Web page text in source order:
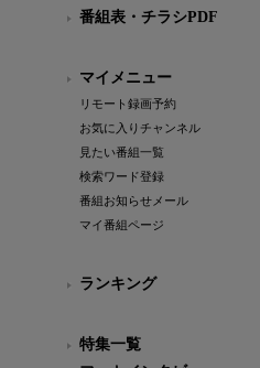
番組表・チラシPDF
マイメニュー
リモート録画予約
お気に入りチャンネル
見たい番組一覧
検索ワード登録
番組お知らせメール
マイ番組ページ
ランキング
特集一覧